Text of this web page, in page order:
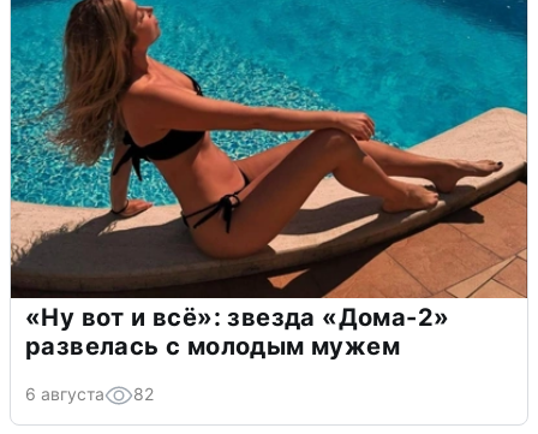
«Ну вот и всё»: звезда «Дома-2»
развелась с молодым мужем
6 августа 82